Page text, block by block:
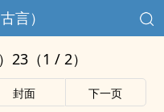
言）
23（1 / 2）
封面 下一页